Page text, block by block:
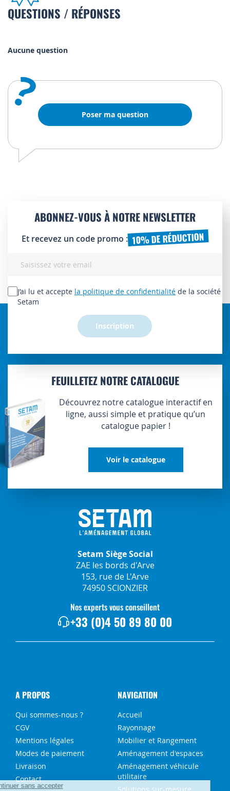
QUESTIONS / RÉPONSES
Aucune question
? Poser ma question
ABONNEZ-VOUS À NOTRE NEWSLETTER
Et recevez un code promo : 10% DE RÉDUCTION
lettre
d’information
J’ai lu et accepte la politique de confidentialité de la société
Setam
Inscription
FEUILLETEZ NOTRE CATALOGUE
Découvrez notre catalogue interactif en
ligne, aussi simple et pratique qu’un
catalogue papier !
Voir le catalogue
Setam Siège Social
ZAE les bords d'Arve
153, rue de L'Arve
74950 SCIONZIER
Nos experts vous conseillent
+33 (0)4 50 89 80 00
A PROPOS
Qui sommes-nous ?
CGV
Mentions légales
Modes de paiement
Livraison
Contact
NAVIGATION
Accueil
Rayonnage
Mobilier et Rangement
Aménagement d'espaces
Aménagement véhicule
utilitaire